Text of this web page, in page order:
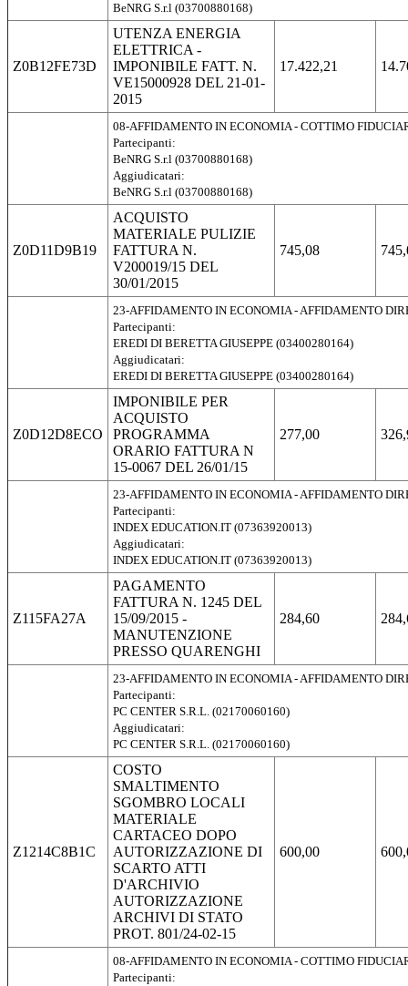
BeNRG S.r.l (03700880168)
Z0B12FE73D
UTENZA ENERGIA
ELETTRICA -
IMPONIBILE FATT. N.
VE15000928 DEL 21-01-
2015
17.422,21
08-AFFIDAMENTO IN ECONOMIA - COTTIMO
Partecipanti:
BeNRG S.r.l (03700880168)
Aggiudicatari:
BeNRG S.r.l (03700880168)
Z0D11D9B19
ACQUISTO
MATERIALE PULIZIE
FATTURA N.
V200019/15 DEL
30/01/2015
745,08
23-AFFIDAMENTO IN ECONOMIA - AFFIDAMENTO
Partecipanti:
EREDI DI BERETTA GIUSEPPE (03400280164)
Aggiudicatari:
EREDI DI BERETTA GIUSEPPE (03400280164)
Z0D12D8ECO
IMPONIBILE PER
ACQUISTO
PROGRAMMA
ORARIO FATTURA N
15-0067 DEL 26/01/15
277,00
23-AFFIDAMENTO IN ECONOMIA - AFFIDAMENTO
Partecipanti:
INDEX EDUCATION.IT (07363920013)
Aggiudicatari:
INDEX EDUCATION.IT (07363920013)
Z115FA27A
PAGAMENTO
FATTURA N. 1245 DEL
15/09/2015 -
MANUTENZIONE
PRESSO QUARENGHI
284,60
23-AFFIDAMENTO IN ECONOMIA - AFFIDAMENTO
Partecipanti:
PC CENTER S.R.L. (02170060160)
Aggiudicatari:
PC CENTER S.R.L. (02170060160)
Z1214C8B1C
COSTO
SMALTIMENTO
SGOMBRO LOCALI
MATERIALE
CARTACEO DOPO
AUTORIZZAZIONE DI
SCARTO ATTI
D'ARCHIVIO
AUTORIZZAZIONE
ARCHIVI DI STATO
PROT. 801/24-02-15
600,00
08-AFFIDAMENTO IN ECONOMIA - COTTIMO
Partecipanti: